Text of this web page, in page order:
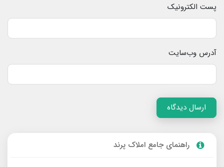
پست الکترونیک
آدرس وب‌سایت
ارسال دیدگاه
راهنمای جامع املاک پرند